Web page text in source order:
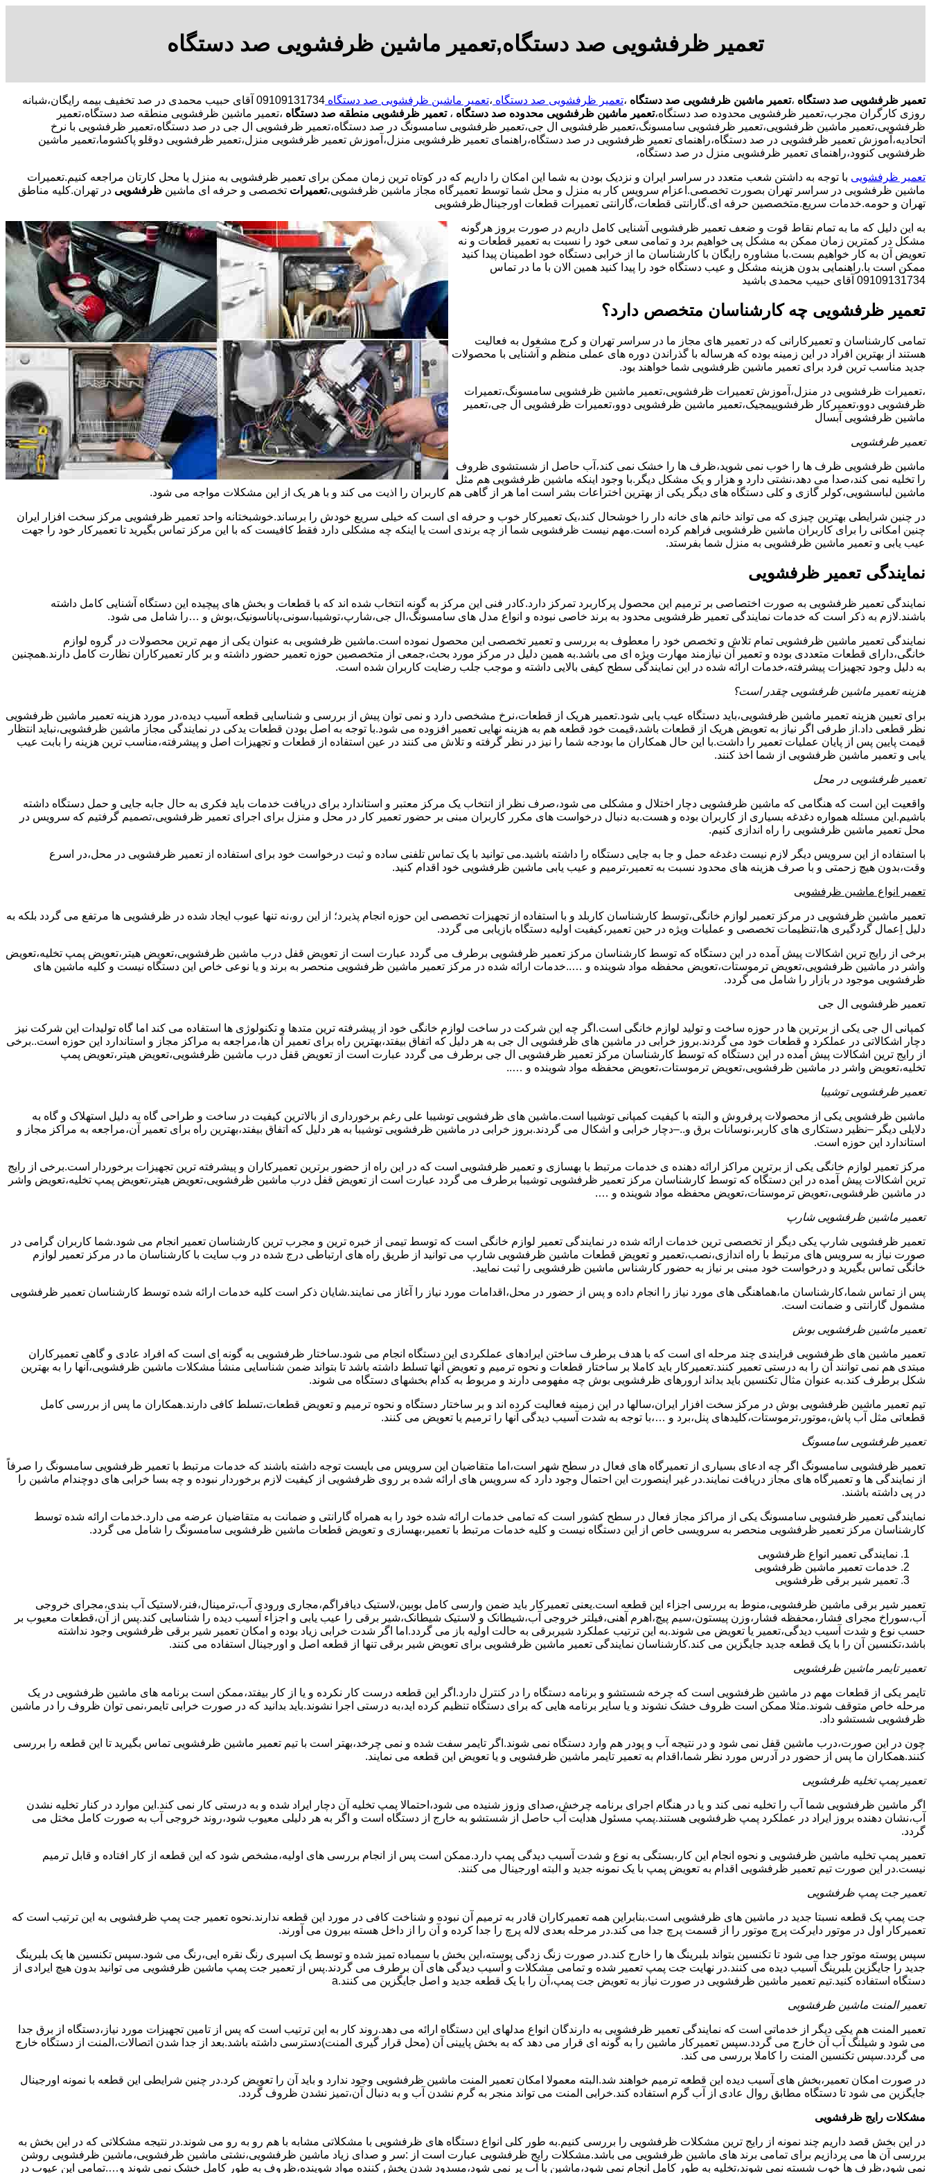
تعمیر ظرفشویی صد دستگاه,تعمیر ماشین ظرفشویی صد دستگاه
تعمیر ظرفشویی صد دستگاه ،تعمیر ماشین ظرفشویی صد دستگاه ،تعمیر ظرفشویی صد دستگاه ،تعمیر ماشین ظرفشویی صد دستگاه
09109131734 آقای حبیب محمدی در صد تخفیف بیمه رایگان،شبانه
روزی کارگران مجرب،تعمیر ظرفشویی محدوده صد دستگاه،تعمیر ماشین ظرفشویی محدوده صد دستگاه ، تعمیر ظرفشویی منطقه صد دستگاه ،تعمیر ماشین ظرفشویی منطقه صد دستگاه،تعمیر
ظرفشویی،تعمیر ماشین ظرفشویی،تعمیر ظرفشویی سامسونگ،تعمیر ظرفشویی ال جی،تعمیر ظرفشویی سامسونگ در صد دستگاه،تعمیر ظرفشویی ال جی در صد دستگاه،تعمیر ظرفشویی با نرخ
اتحادیه،آموزش تعمیر ظرفشویی در صد دستگاه،راهنمای تعمیر ظرفشویی در صد دستگاه،راهنمای تعمیر ظرفشویی منزل،آموزش تعمیر ظرفشویی منزل،تعمیر ظرفشویی دوقلو پاکشوما،تعمیر ماشین
ظرفشویی کنوود،راهنمای تعمیر ظرفشویی منزل در صد دستگاه،
تعمیر ظرفشویی با توجه به داشتن شعب متعدد در سراسر ایران و نزدیک بودن به شما این امکان را داریم که در کوتاه ترین زمان ممکن برای تعمیر ظرفشویی به منزل یا محل کارتان مراجعه کنیم.تعمیرات
ماشین ظرفشویی در سراسر تهران بصورت تخصصی.اعزام سرویس کار به منزل و محل شما توسط تعمیرگاه مجاز ماشین ظرفشویی،تعمیرات تخصصی و حرفه ای ماشین ظرفشویی در تهران.کلیه مناطق
تهران و حومه.خدمات سریع.متخصصین حرفه ای.گارانتی قطعات،گارانتی تعمیرات قطعات اورجینالظرفشویی
به این دلیل که ما به تمام نقاط قوت و ضعف تعمیر ظرفشویی آشنایی کامل داریم در صورت بروز هرگونه
مشکل در کمترین زمان ممکن به مشکل پی خواهیم برد و تمامی سعی خود را نسبت به تعمیر قطعات و نه
تعویض آن به کار خواهیم بست.با مشاوره رایگان با کارشناسان ما از خرابی دستگاه خود اطمینان پیدا کنید
ممکن است با.راهنمایی بدون هزینه مشکل و عیب دستگاه خود را پیدا کنید همین الان با ما در تماس
09109131734 آقای حبیب محمدی باشید
تعمیر ظرفشویی چه کارشناسان متخصص دارد؟
تمامی کارشناسان و تعمیرکارانی که در تعمیر های مجاز ما در سراسر تهران و کرج مشغول به فعالیت
هستند از بهترین افراد در این زمینه بوده که هرساله با گذراندن دوره های عملی منظم و آشنایی با محصولات
جدید مناسب ترین فرد برای تعمیر ماشین ظرفشویی شما خواهند بود.
،تعمیرات ظرفشویی در منزل،آموزش تعمیرات ظرفشویی،تعمیر ماشین ظرفشویی سامسونگ،تعمیرات
ظرفشویی دوو،تعمیرکار ظرفشوییمجیک،تعمیر ماشین ظرفشویی دوو،تعمیرات ظرفشویی ال جی،تعمیر
ماشین ظرفشویی آبسال
تعمیر ظرفشویی
ماشین ظرفشویی ظرف ها را خوب نمی شوید،ظرف ها را خشک نمی کند،آب حاصل از شستشوی ظروف
را تخلیه نمی کند،صدا می دهد،نشتی دارد و هزار و یک مشکل دیگر.با وجود اینکه ماشین ظرفشویی هم مثل
ماشین لباسشویی،کولر گازی و کلی دستگاه های دیگر یکی از بهترین اختراعات بشر است اما هر از گاهی هم کاربران را اذیت می کند و با هر یک از این مشکلات مواجه می شود.
در چنین شرایطی بهترین چیزی که می تواند خانم های خانه دار را خوشحال کند،یک تعمیرکار خوب و حرفه ای است که خیلی سریع خودش را برساند.خوشبختانه واحد تعمیر ظرفشویی مرکز سخت افزار ایران
چنین امکانی را برای کاربران ماشین ظرفشویی فراهم کرده است.مهم نیست ظرفشویی شما از چه برندی است یا اینکه چه مشکلی دارد فقط کافیست که با این مرکز تماس بگیرید تا تعمیرکار خود را جهت
عیب یابی و تعمیر ماشین ظرفشویی به منزل شما بفرستد.
نمایندگی تعمیر ظرفشویی
نمایندگی تعمیر ظرفشویی به صورت اختصاصی بر ترمیم این محصول پرکاربرد تمرکز دارد.کادر فنی این مرکز به گونه انتخاب شده اند که با قطعات و بخش های پیچیده این دستگاه آشنایی کامل داشته
باشند.لازم به ذکر است که خدمات نمایندگی تعمیر ظرفشویی محدود به برند خاصی نبوده و انواع مدل های سامسونگ،ال جی،شارپ،توشیبا،سونی،پاناسونیک،بوش و …را شامل می شود.
نمایندگی تعمیر ماشین ظرفشویی تمام تلاش و تخصص خود را معطوف به بررسی و تعمیر تخصصی این محصول نموده است.ماشین ظرفشویی به عنوان یکی از مهم ترین محصولات در گروه لوازم
خانگی،دارای قطعات متعددی بوده و تعمیر آن نیازمند مهارت ویژه ای می باشد.به همین دلیل در مرکز مورد بحث،جمعی از متخصصین حوزه تعمیر حضور داشته و بر کار تعمیرکاران نظارت کامل دارند.همچنین
به دلیل وجود تجهیزات پیشرفته،خدمات ارائه شده در این نمایندگی سطح کیفی بالایی داشته و موجب جلب رضایت کاربران شده است.
هزینه تعمیر ماشین ظرفشویی چقدر است؟
برای تعیین هزینه تعمیر ماشین ظرفشویی،باید دستگاه عیب یابی شود.تعمیر هریک از قطعات،نرخ مشخصی دارد و نمی توان پیش از بررسی و شناسایی قطعه آسیب دیده،در مورد هزینه تعمیر ماشین ظرفشویی
نظر قطعی داد.از طرفی اگر نیاز به تعویض هریک از قطعات باشد،قیمت خود قطعه هم به هزینه نهایی تعمیر افزوده می شود.با توجه به اصل بودن قطعات یدکی در نمایندگی مجاز ماشین ظرفشویی،نباید انتظار
قیمت پایین پس از پایان عملیات تعمیر را داشت.با این حال همکاران ما بودجه شما را نیز در نظر گرفته و تلاش می کنند در عین استفاده از قطعات و تجهیزات اصل و پیشرفته،مناسب ترین هزینه را بابت عیب
یابی و تعمیر ماشین ظرفشویی از شما اخذ کنند.
تعمیر ظرفشویی در محل
واقعیت این است که هنگامی که ماشین ظرفشویی دچار اختلال و مشکلی می شود،صرف نظر از انتخاب یک مرکز معتبر و استاندارد برای دریافت خدمات باید فکری به حال جابه جایی و حمل دستگاه داشته
باشیم.این مسئله همواره دغدغه بسیاری از کاربران بوده و هست.به دنبال درخواست های مکرر کاربران مبنی بر حضور تعمیر کار در محل و منزل برای اجرای تعمیر ظرفشویی،تصمیم گرفتیم که سرویس در
محل تعمیر ماشین ظرفشویی را راه اندازی کنیم.
با استفاده از این سرویس دیگر لازم نیست دغدغه حمل و جا به جایی دستگاه را داشته باشید.می توانید با یک تماس تلفنی ساده و ثبت درخواست خود برای استفاده از تعمیر ظرفشویی در محل،در اسرع
وقت،بدون هیچ زحمتی و با صرف هزینه های محدود نسبت به تعمیر،ترمیم و عیب یابی ماشین ظرفشویی خود اقدام کنید.
تعمیر انواع ماشین ظرفشویی
تعمیر ماشین ظرفشویی در مرکز تعمیر لوازم خانگی،توسط کارشناسان کاربلد و با استفاده از تجهیزات تخصصی این حوزه انجام پذیرد؛ از این رو،نه تنها عیوب ایجاد شده در ظرفشویی ها مرتفع می گردد بلکه به
دلیل اِعمال گردگیری ها،تنظیمات تخصصی و عملیات ویژه در حین تعمیر،کیفیت اولیه دستگاه بازیابی می گردد.
برخی از رایج ترین اشکالات پیش آمده در این دستگاه که توسط کارشناسان مرکز تعمیر ظرفشویی برطرف می گردد عبارت است از تعویض قفل درب ماشین ظرفشویی،تعویض هیتر،تعویض پمپ تخلیه،تعویض
واشر در ماشین ظرفشویی،تعویض ترموستات،تعویض محفظه مواد شوینده و …..خدمات ارائه شده در مرکز تعمیر ماشین ظرفشویی منحصر به برند و یا نوعی خاص این دستگاه نیست و کلیه ماشین های
ظرفشویی موجود در بازار را شامل می گردد.
تعمیر ظرفشویی ال جی
کمپانی ال جی یکی از برترین ها در حوزه ساخت و تولید لوازم خانگی است.اگر چه این شرکت در ساخت لوازم خانگی خود از پیشرفته ترین متدها و تکنولوژی ها استفاده می کند اما گاه تولیدات این شرکت نیز
دچار اشکالاتی در عملکرد و قطعات خود می گردند.بروز خرابی در ماشین های ظرفشویی ال جی به هر دلیل که اتفاق بیفتد،بهترین راه برای تعمیر آن ها،مراجعه به مراکز مجاز و استاندارد این حوزه است..برخی
از رایج ترین اشکالات پیش آمده در این دستگاه که توسط کارشناسان مرکز تعمیر ظرفشویی ال جی برطرف می گردد عبارت است از تعویض قفل درب ماشین ظرفشویی،تعویض هیتر،تعویض پمپ
تخلیه،تعویض واشر در ماشین ظرفشویی،تعویض ترموستات،تعویض محفظه مواد شوینده و …..
تعمیر ظرفشویی توشیبا
ماشین ظرفشویی یکی از محصولات پرفروش و البته با کیفیت کمپانی توشیبا است.ماشین های ظرفشویی توشیبا علی رغم برخورداری از بالاترین کیفیت در ساخت و طراحی گاه به دلیل استهلاک و گاه به
دلایلی دیگر –نظیر دستکاری های کاربر،نوسانات برق و..–دچار خرابی و اشکال می گردند.بروز خرابی در ماشین ظرفشویی توشیبا به هر دلیل که اتفاق بیفتد،بهترین راه برای تعمیر آن،مراجعه به مراکز مجاز و
استاندارد این حوزه است.
مرکز تعمیر لوازم خانگی یکی از برترین مراکز ارائه دهنده ی خدمات مرتبط با بهسازی و تعمیر ظرفشویی است که در این راه از حضور برترین تعمیرکاران و پیشرفته ترین تجهیزات برخوردار است.برخی از رایج
ترین اشکالات پیش آمده در این دستگاه که توسط کارشناسان مرکز تعمیر ظرفشویی توشیبا برطرف می گردد عبارت است از تعویض قفل درب ماشین ظرفشویی،تعویض هیتر،تعویض پمپ تخلیه،تعویض واشر
در ماشین ظرفشویی،تعویض ترموستات،تعویض محفظه مواد شوینده و ….
تعمیر ماشین ظرفشویی شارپ
تعمیر ظرفشویی شارپ یکی دیگر از تخصصی ترین خدمات ارائه شده در نمایندگی تعمیر لوازم خانگی است که توسط تیمی از خبره ترین و مجرب ترین کارشناسان تعمیر انجام می شود.شما کاربران گرامی در
صورت نیاز به سرویس های مرتبط با راه اندازی،نصب،تعمیر و تعویض قطعات ماشین ظرفشویی شارپ می توانید از طریق راه های ارتباطی درج شده در وب سایت با کارشناسان ما در مرکز تعمیر لوازم
خانگی تماس بگیرید و درخواست خود مبنی بر نیاز به حضور کارشناس ماشین ظرفشویی را ثبت نمایید.
پس از تماس شما،کارشناسان ما،هماهنگی های مورد نیاز را انجام داده و پس از حضور در محل،اقدامات مورد نیاز را آغاز می نمایند.شایان ذکر است کلیه خدمات ارائه شده توسط کارشناسان تعمیر ظرفشویی
مشمول گارانتی و ضمانت است.
تعمیر ماشین ظرفشویی بوش
تعمیر ماشین های ظرفشویی فرایندی چند مرحله ای است که با هدف برطرف ساختن ایرادهای عملکردی این دستگاه انجام می شود.ساختار ظرفشویی به گونه ای است که افراد عادی و گاهی تعمیرکاران
مبتدی هم نمی توانند آن را به درستی تعمیر کنند.تعمیرکار باید کاملا بر ساختار قطعات و نحوه ترمیم و تعویض آنها تسلط داشته باشد تا بتواند ضمن شناسایی منشأ مشکلات ماشین ظرفشویی،آنها را به بهترین
شکل برطرف کند.به عنوان مثال تکنسین باید بداند ارورهای ظرفشویی بوش چه مفهومی دارند و مربوط به کدام بخشهای دستگاه می شوند.
تیم تعمیر ماشین ظرفشویی بوش در مرکز سخت افزار ایران،سالها در این زمینه فعالیت کرده اند و بر ساختار دستگاه و نحوه ترمیم و تعویض قطعات،تسلط کافی دارند.همکاران ما پس از بررسی کامل
قطعاتی مثل آب پاش،موتور،ترموستات،کلیدهای پنل،برد و …،با توجه به شدت آسیب دیدگی آنها را ترمیم یا تعویض می کنند.
تعمیر ظرفشویی سامسونگ
تعمیر ظرفشویی سامسونگ اگر چه ادعای بسیاری از تعمیرگاه های فعال در سطح شهر است،اما متقاضیان این سرویس می بایست توجه داشته باشند که خدمات مرتبط با تعمیر ظرفشویی سامسونگ را صرفاً
از نمایندگی ها و تعمیرگاه های مجاز دریافت نمایند.در غیر اینصورت این احتمال وجود دارد که سرویس های ارائه شده بر روی ظرفشویی از کیفیت لازم برخوردار نبوده و چه بسا خرابی های دوچندام ماشین را
در پی داشته باشند.
نمایندگی تعمیر ظرفشویی سامسونگ یکی از مراکز مجاز فعال در سطح کشور است که تمامی خدمات ارائه شده خود را به همراه گارانتی و ضمانت به متقاضیان عرضه می دارد.خدمات ارائه شده توسط
کارشناسان مرکز تعمیر ظرفشویی منحصر به سرویسی خاص از این دستگاه نیست و کلیه خدمات مرتبط با تعمیر،بهسازی و تعویض قطعات ماشین ظرفشویی سامسونگ را شامل می گردد.
نمایندگی تعمیر انواع ظرفشویی
خدمات تعمیر ماشین ظرفشویی
تعمیر شیر برقی ظرفشویی
تعمیر شیر برقی ماشین ظرفشویی،منوط به بررسی اجزاء این قطعه است.یعنی تعمیرکار باید ضمن وارسی کامل بوبین،لاستیک دیافراگم،مجاری ورودی آب،ترمینال،فنر،لاستیک آب بندی،مجرای خروجی
آب،سوراخ مجرای فشار،محفظه فشار،وزن پیستون،سیم پیچ،اهرم آهنی،فیلتر خروجی آب،شیطانک و لاستیک شیطانک،شیر برقی را عیب یابی و اجزاء آسیب دیده را شناسایی کند.پس از آن،قطعات معیوب بر
حسب نوع و شدت آسیب دیدگی،تعمیر یا تعویض می شوند.به این ترتیب عملکرد شیربرقی به حالت اولیه باز می گردد.اما اگر شدت خرابی زیاد بوده و امکان تعمیر شیر برقی ظرفشویی وجود نداشته
باشد،تکنسین آن را با یک قطعه جدید جایگزین می کند.کارشناسان نمایندگی تعمیر ماشین ظرفشویی برای تعویض شیر برقی تنها از قطعه اصل و اورجینال استفاده می کنند.
تعمیر تایمر ماشین ظرفشویی
تایمر یکی از قطعات مهم در ماشین ظرفشویی است که چرخه شستشو و برنامه دستگاه را در کنترل دارد.اگر این قطعه درست کار نکرده و یا از کار بیفتد،ممکن است برنامه های ماشین ظرفشویی در یک
مرحله خاص متوقف شوند.مثلا ممکن است ظروف خشک نشوند و یا سایر برنامه هایی که برای دستگاه تنظیم کرده اید،به درستی اجرا نشوند.باید بدانید که در صورت خرابی تایمر،نمی توان ظروف را در ماشین
ظرفشویی شستشو داد.
چون در این صورت،درب ماشین قفل نمی شود و در نتیجه آب و پودر هم وارد دستگاه نمی شوند.اگر تایمر سفت شده و نمی چرخد،بهتر است با تیم تعمیر ماشین ظرفشویی تماس بگیرید تا این قطعه را بررسی
کنند.همکاران ما پس از حضور در آدرس مورد نظر شما،اقدام به تعمیر تایمر ماشین ظرفشویی و یا تعویض این قطعه می نمایند.
تعمیر پمپ تخلیه ظرفشویی
اگر ماشین ظرفشویی شما آب را تخلیه نمی کند و یا در هنگام اجرای برنامه چرخش،صدای وزوز شنیده می شود،احتمالا پمپ تخلیه آن دچار ایراد شده و به درستی کار نمی کند.این موارد در کنار تخلیه نشدن
آب،نشان دهنده بروز ایراد در عملکرد پمپ ظرفشویی هستند.پمپ مسئول هدایت آب حاصل از شستشو به خارج از دستگاه است و اگر به هر دلیلی معیوب شود،روند خروجی آب به صورت کامل مختل می
گردد.
تعمیر پمپ تخلیه ماشین ظرفشویی و نحوه انجام این کار،بستگی به نوع و شدت آسیب دیدگی پمپ دارد.ممکن است پس از انجام بررسی های اولیه،مشخص شود که این قطعه از کار افتاده و قابل ترمیم
نیست.در این صورت تیم تعمیر ظرفشویی اقدام به تعویض پمپ با یک نمونه جدید و البته اورجینال می کنند.
تعمیر جت پمپ ظرفشویی
جت پمپ یک قطعه نسبتا جدید در ماشین های ظرفشویی است.بنابراین همه تعمیرکاران قادر به ترمیم آن نبوده و شناخت کافی در مورد این قطعه ندارند.نحوه تعمیر جت پمپ ظرفشویی به این ترتیب است که
تعمیرکار اول در موتور دایرکت پرچ موتور را از قسمت پرچ جدا می کند.در مرحله بعدی لاله پرچ را جدا کرده و آن را از داخل هسته بیرون می آورند.
سپس پوسته موتور جدا می شود تا تکنسین بتواند بلبرینگ ها را خارج کند.در صورت زنگ زدگی پوسته،این بخش با سمباده تمیز شده و توسط یک اسپری رنگ نقره ایی،رنگ می شود.سپس تکنسین ها یک بلبرینگ
جدید را جایگزین بلبرینگ آسیب دیده می کنند.در نهایت جت پمپ تعمیر شده و تمامی مشکلات و آسیب دیدگی های آن برطرف می گردند.پس از تعمیر جت پمپ ماشین ظرفشویی می توانید بدون هیچ ایرادی از
دستگاه استفاده کنید.تیم تعمیر ماشین ظرفشویی در صورت نیاز به تعویض جت پمپ،آن را با یک قطعه جدید و اصل جایگزین می کنند.a
تعمیر المنت ماشین ظرفشویی
تعمیر المنت هم یکی دیگر از خدماتی است که نمایندگی تعمیر ظرفشویی به دارندگان انواع مدلهای این دستگاه ارائه می دهد.روند کار به این ترتیب است که پس از تامین تجهیزات مورد نیاز،دستگاه از برق جدا
می شود و شیلنگ آب آن خارج می گردد.سپس تعمیرکار ماشین را به گونه ای قرار می دهد که به بخش پایینی آن (محل قرار گیری المنت)دسترسی داشته باشد.بعد از جدا شدن اتصالات،المنت از دستگاه خارج
می گردد.سپس تکنسین المنت را کاملا بررسی می کند.
در صورت امکان تعمیر،بخش های آسیب دیده این قطعه ترمیم خواهند شد.البته معمولا امکان تعمیر المنت ماشین ظرفشویی وجود ندارد و باید آن را تعویض کرد.در چنین شرایطی این قطعه با نمونه اورجینال
جایگزین می شود تا دستگاه مطابق روال عادی از آب گرم استفاده کند.خرابی المنت می تواند منجر به گرم نشدن آب و به دنبال آن،تمیز نشدن ظروف گردد.
مشکلات رایج ظرفشویی
در این بخش قصد داریم چند نمونه از رایج ترین مشکلات ظرفشویی را بررسی کنیم.به طور کلی انواع دستگاه های ظرفشویی با مشکلاتی مشابه با هم رو به رو می شوند.در نتیجه مشکلاتی که در این بخش به
بررسی آن ها می پردازیم برای تمامی برند های ماشین ظرفشویی می باشد.مشکلات رایج ظرفشویی عبارت است از :سر و صدای زیاد ماشین ظرفشویی،نشتی ماشین ظرفشویی،ماشین ظرفشویی روشن
نمی شود،ظرف ها خوب شسته نمی شوند،تخلیه به طور کامل انجام نمی شود،ماشین با آب پر نمی شود،مسدود شدن پخش کننده مواد شوینده،ظروف به طور کامل خشک نمی شوند و….تمامی این عیوب در